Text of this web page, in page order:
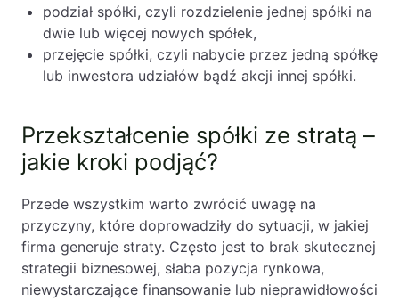
podział spółki, czyli rozdzielenie jednej spółki na
dwie lub więcej nowych spółek,
przejęcie spółki, czyli nabycie przez jedną spółkę
lub inwestora udziałów bądź akcji innej spółki.
Przekształcenie spółki ze stratą –
jakie kroki podjąć?
Przede wszystkim warto zwrócić uwagę na
przyczyny, które doprowadziły do sytuacji, w jakiej
firma generuje straty. Często jest to brak skutecznej
strategii biznesowej, słaba pozycja rynkowa,
niewystarczające finansowanie lub nieprawidłowości